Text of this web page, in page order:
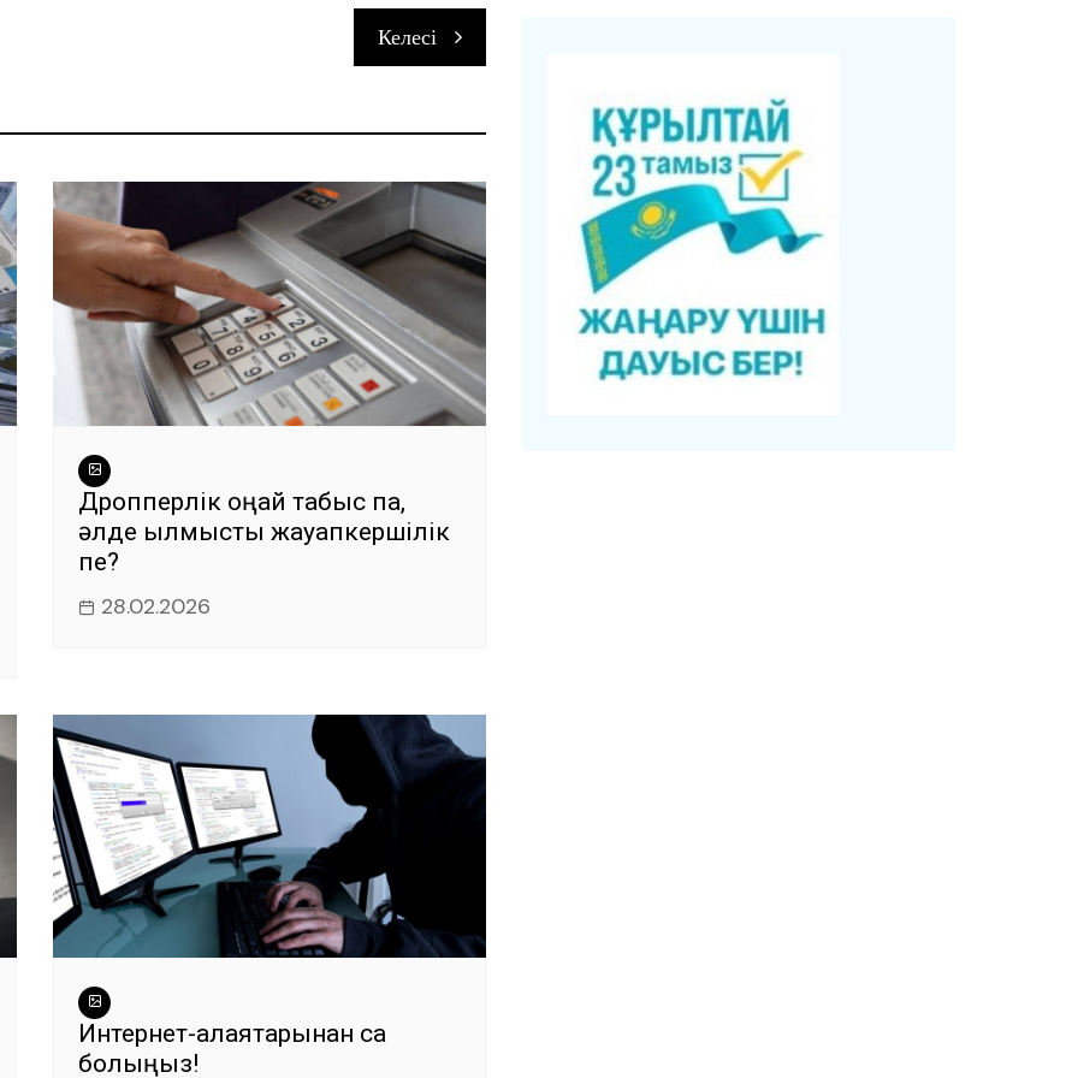
Келесі
Дропперлік оңай табыс па,
әлде қылмыстық жауапкершілік
пе?
28.02.2026
Интернет-алаяқтарынан сақ
болыңыз!